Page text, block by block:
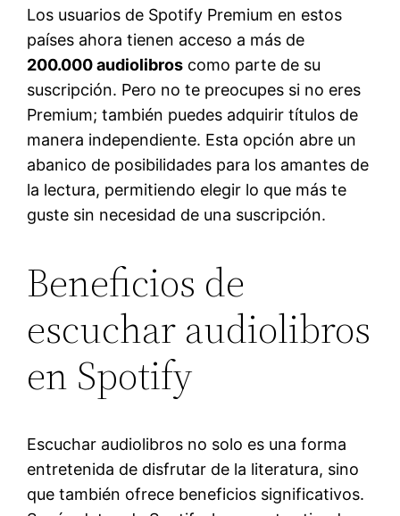
Los usuarios de Spotify Premium en estos
países ahora tienen acceso a más de
200.000 audiolibros como parte de su
suscripción. Pero no te preocupes si no eres
Premium; también puedes adquirir títulos de
manera independiente. Esta opción abre un
abanico de posibilidades para los amantes de
la lectura, permitiendo elegir lo que más te
guste sin necesidad de una suscripción.
Beneficios de
escuchar audiolibros
en Spotify
Escuchar audiolibros no solo es una forma
entretenida de disfrutar de la literatura, sino
que también ofrece beneficios significativos.